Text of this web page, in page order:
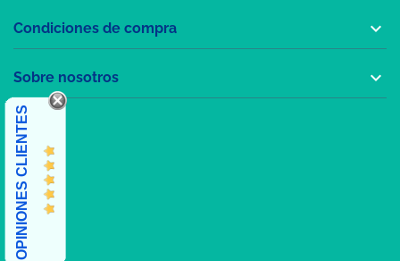
Condiciones de compra 
Sobre nosotros 
OPINIONES CLIENTES